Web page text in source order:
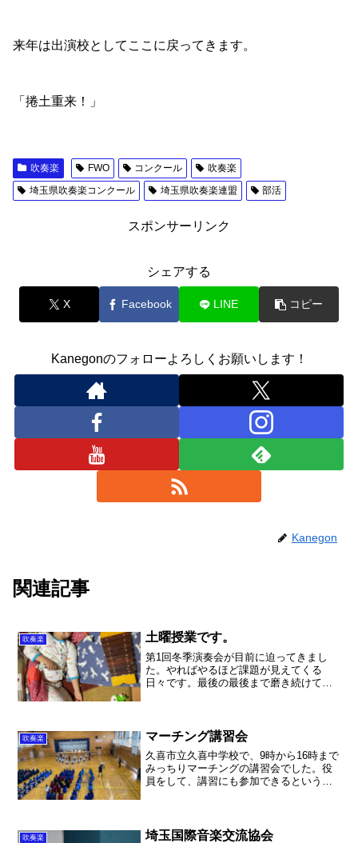
来年は出演校としてここに戻ってきます。
「捲土重来！」
吹奏楽 FWO コンクール
吹奏楽
埼玉県吹奏楽コンクール
埼玉県吹奏楽連盟 部活
スポンサーリンク
シェアする
X Facebook LINE コピー
Kanegonのフォローよろしくお願いします！
Kanegon
関連記事
吹奏楽 土曜授業です。
第1回冬季演奏会が目前に迫ってきまし
た。やればやるほど課題が見えてくる
日々です。最後の最後まで磨き続けてい
吹奏楽 マーチング講習会
久喜市立久喜中学校で、9時から16時まで
みっちりマーチングの講習会でした。役
員をして、講習にも参加できるという充
吹奏楽
埼玉国際音楽交流協会